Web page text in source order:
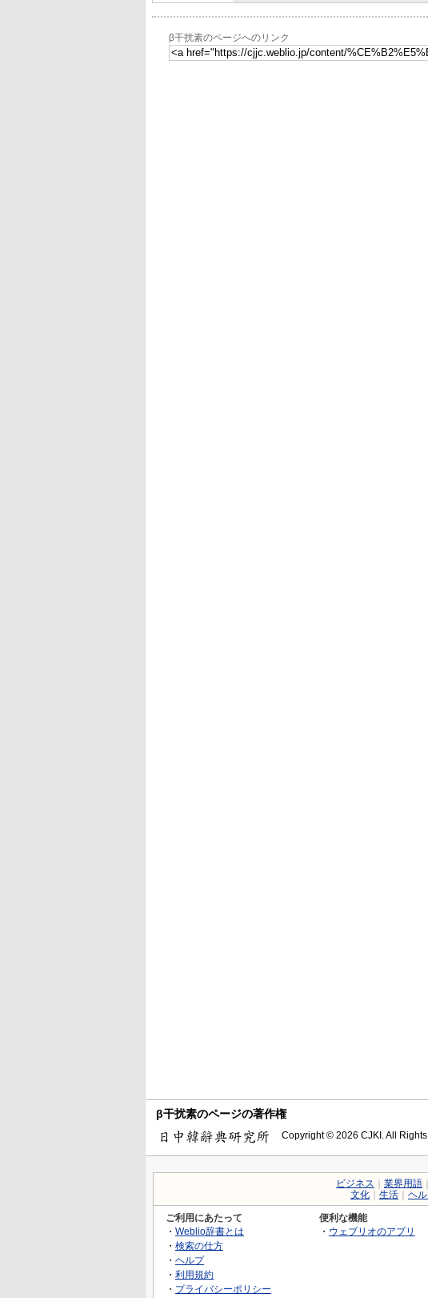
β干扰素のページへのリンク
β干扰素のページの著作権
Copyright © 2026 CJKI. All
ビジネス 業界用語
文化
生活 ヘ
ご利用にあたって
・ Weblio辞書とは
・ 検索の仕方
・ ヘルプ
・ 利用規約
・ プライバシーポリシー
便利な機能
・ ウェブリオのアプリ